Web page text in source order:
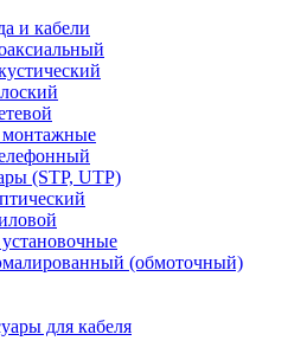
и кабели
(STP, UTP)
(обмоточный)
для кабеля